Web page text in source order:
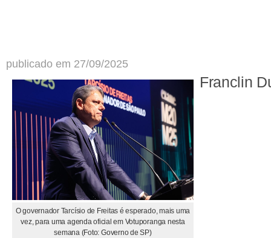
publicado em 27/09/2025
O governador Tarcísio de Freitas é esperado, mais uma
vez, para uma agenda oficial em Votuporanga nesta
semana (Foto: Governo de SP)
Franclin